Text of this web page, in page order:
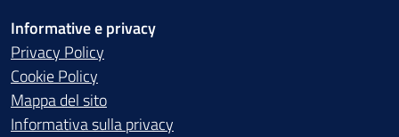
Informative e privacy
Privacy Policy
Cookie Policy
Mappa del sito
Informativa sulla privacy